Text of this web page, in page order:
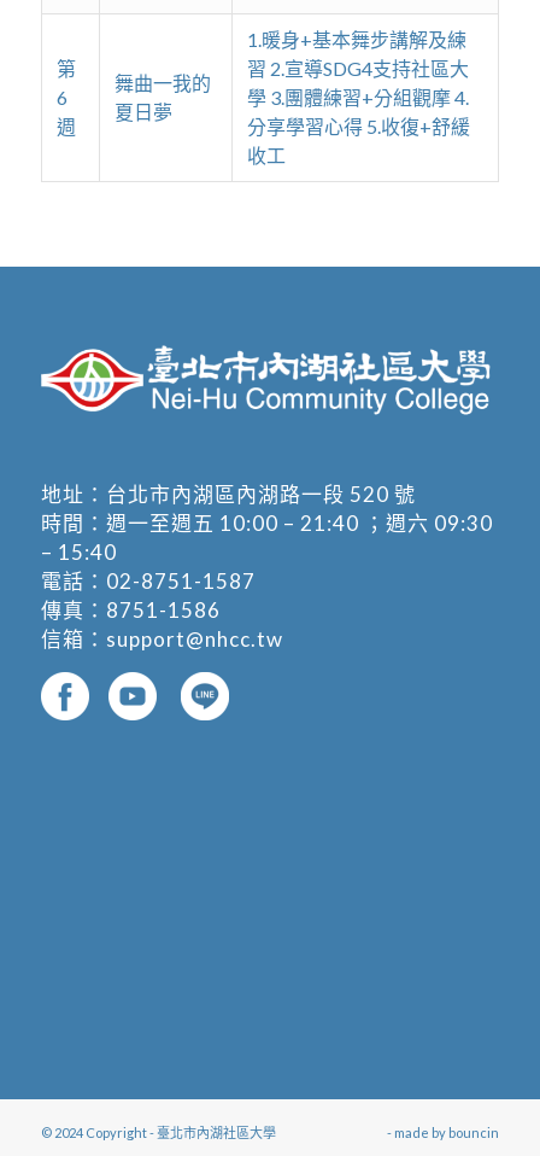
第
6
週
舞曲一我的
夏日夢
1.暖身+基本舞步講解及練
習 2.宣導SDG4支持社區大
學 3.團體練習+分組觀摩 4.
分享學習心得 5.收復+舒緩
收工
地址： 台北市內湖區內湖路一段 520 號
時間：週一至週五 10:00 – 21:40 ；週六 09:30
– 15:40
電話： 02-8751-1587
傳真：8751-1586
信箱： support@nhcc.tw
© 2024 Copyright - 臺北市內湖社區大學 - made by bouncin